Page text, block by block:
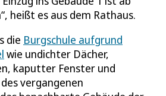
heißt es aus dem Rathaus.
die Burgschule aufgrund
wie undichter Dächer,
kaputter Fenster und
vergangenen